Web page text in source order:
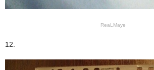
ReaLMaye
12.